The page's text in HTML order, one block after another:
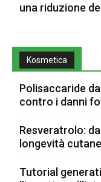
una riduzione
Kosmetica
Polisaccaride
contro i danni
Resveratrolo:
longevità
Tutorial